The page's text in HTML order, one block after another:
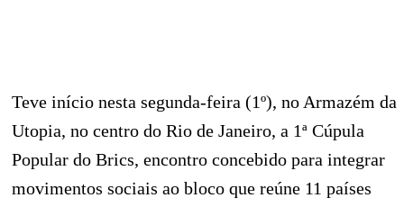
Teve início nesta segunda-feira (1º), no Armazém da
Utopia, no centro do Rio de Janeiro, a 1ª Cúpula
Popular do Brics, encontro concebido para integrar
movimentos sociais ao bloco que reúne 11 países